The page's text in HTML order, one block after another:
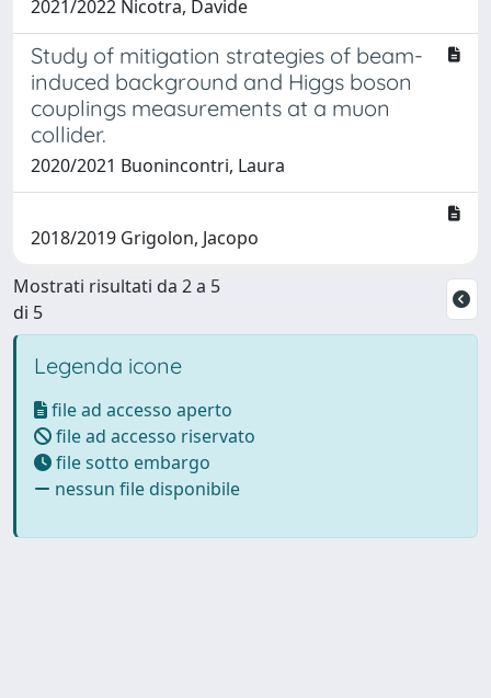
2021/2022 Nicotra, Davide
Study of mitigation strategies of beam-
induced background and Higgs boson
couplings measurements at a muon
collider.
2020/2021 Buonincontri, Laura
2018/2019 Grigolon, Jacopo
Mostrati risultati da 2 a 5
di 5
Legenda icone
file ad accesso aperto
file ad accesso riservato
file sotto embargo
nessun file disponibile